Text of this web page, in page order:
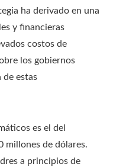
ha derivado en una
y financieras
costos de
los gobiernos
de estas
es el del
millones de dólares.
a principios de